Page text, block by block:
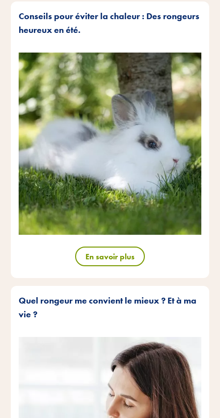
Conseils pour éviter la chaleur : Des rongeurs
heureux en été.
En savoir plus
Quel rongeur me convient le mieux ? Et à ma
vie ?